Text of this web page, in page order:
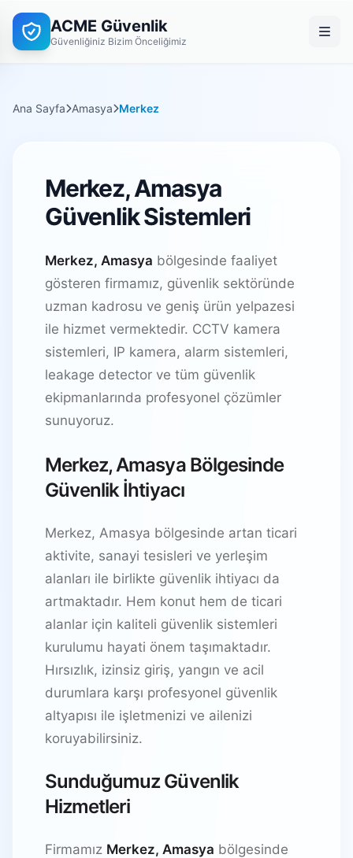
ACME Güvenlik
Güvenliğiniz Bizim Önceliğimiz
Ana Sayfa Amasya Merkez
Merkez, Amasya
Güvenlik Sistemleri
Merkez, Amasya bölgesinde faaliyet
gösteren firmamız, güvenlik sektöründe
uzman kadrosu ve geniş ürün yelpazesi
ile hizmet vermektedir. CCTV kamera
sistemleri, IP kamera, alarm sistemleri,
leakage detector ve tüm güvenlik
ekipmanlarında profesyonel çözümler
sunuyoruz.
Merkez, Amasya Bölgesinde
Güvenlik İhtiyacı
Merkez, Amasya bölgesinde artan ticari
aktivite, sanayi tesisleri ve yerleşim
alanları ile birlikte güvenlik ihtiyacı da
artmaktadır. Hem konut hem de ticari
alanlar için kaliteli güvenlik sistemleri
kurulumu hayati önem taşımaktadır.
Hırsızlık, izinsiz giriş, yangın ve acil
durumlara karşı profesyonel güvenlik
altyapısı ile işletmenizi ve ailenizi
koruyabilirsiniz.
Sunduğumuz Güvenlik
Hizmetleri
Firmamız Merkez, Amasya bölgesinde